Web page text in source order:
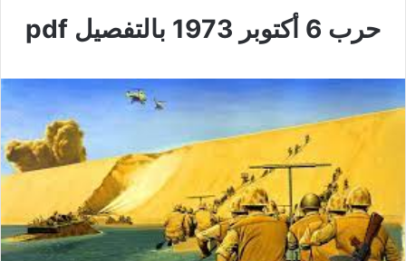
حرب 6 أكتوبر 1973 بالتفصيل pdf